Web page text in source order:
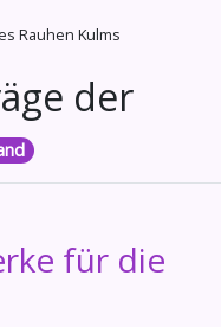
Rauhen Kulms
der
für die